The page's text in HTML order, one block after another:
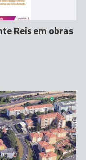
Reis em obras